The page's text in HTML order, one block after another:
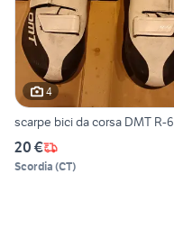
4
scarpe bici da corsa DMT R-6
20 €
Scordia (CT)